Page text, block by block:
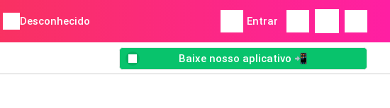
Desconhecido Entrar
Baixe nosso aplicativo 📲